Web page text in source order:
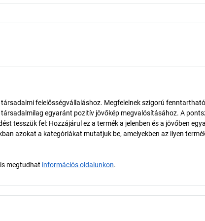
felelősségvállaláshoz. Megfelelnek szigorú
egyaránt pozitív jövőkép megvalósításához. A
tesszük fel: Hozzájárul ez a termék a jelenben és a jövőben
azokat a kategóriákat mutatjuk be, amelyekben az ilyen
megtudhat információs oldalunkon.